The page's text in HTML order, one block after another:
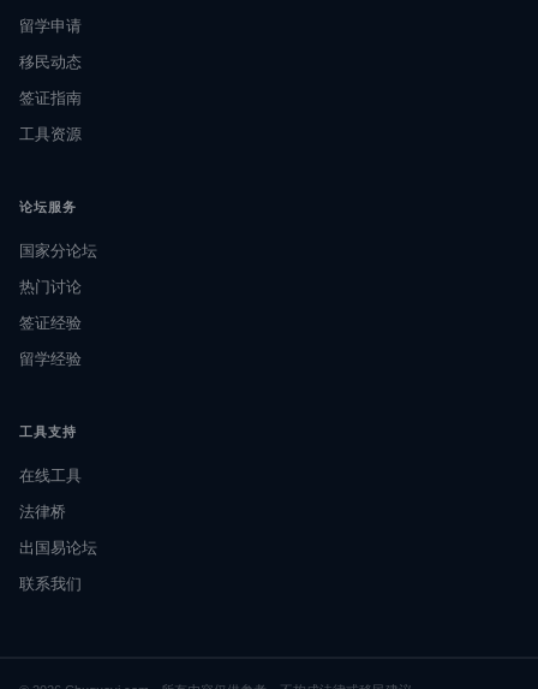
留学申请
移民动态
签证指南
工具资源
论坛服务
国家分论坛
热门讨论
签证经验
留学经验
工具支持
在线工具
法律桥
出国易论坛
联系我们